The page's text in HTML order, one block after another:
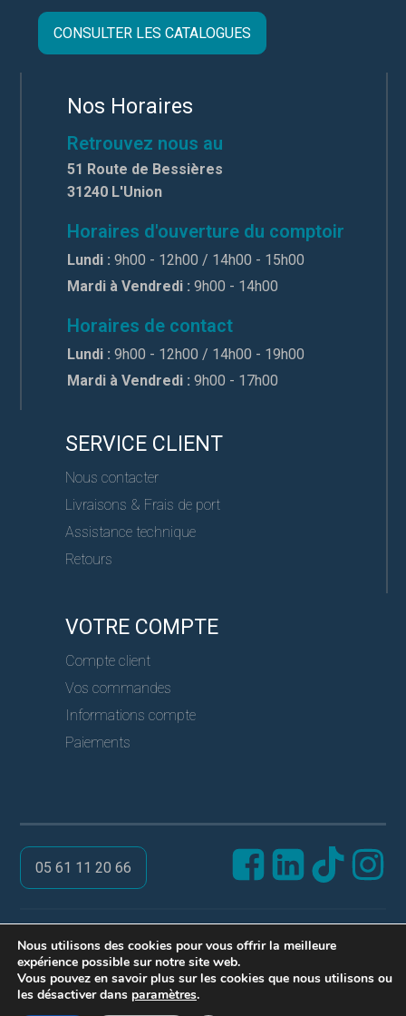
CONSULTER LES CATALOGUES
Nos Horaires
Retrouvez nous au
51 Route de Bessières
31240 L'Union
Horaires d'ouverture du comptoir
Lundi : 9h00 - 12h00 / 14h00 - 15h00
Mardi à Vendredi : 9h00 - 14h00
Horaires de contact
Lundi : 9h00 - 12h00 / 14h00 - 19h00
Mardi à Vendredi : 9h00 - 17h00
SERVICE CLIENT
Nous contacter
Livraisons & Frais de port
Assistance technique
Retours
VOTRE COMPTE
Compte client
Vos commandes
Informations compte
Paiements
05 61 11 20 66
@ PRO SERVICES CLES
Réalisation ARPEGA
Mentions légales
Nous utilisons des cookies pour vous offrir la meilleure
expérience possible sur notre site web.
Vous pouvez en savoir plus sur les cookies que nous utilisons ou
les désactiver dans paramètres.